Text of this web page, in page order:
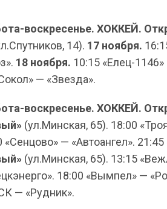
воскресенье. ХОККЕЙ.
14). 17 ноября.
18 ноября. 10:15 «Елец-
— «Звезда».
воскресенье. ХОККЕЙ.
(ул.Минская, 65). 18:00
«Сенцово» — «Автоангел».
(ул.Минская, 65). 13:15
18:00 «Вымпел» —
— «Рудник».